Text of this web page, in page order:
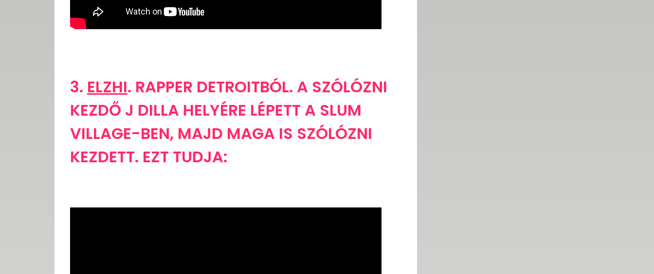
3. ELZHI. RAPPER DETROITBÓL. A SZÓLÓZNI
KEZDŐ J DILLA HELYÉRE LÉPETT A SLUM
VILLAGE-BEN, MAJD MAGA IS SZÓLÓZNI
KEZDETT. EZT TUDJA: